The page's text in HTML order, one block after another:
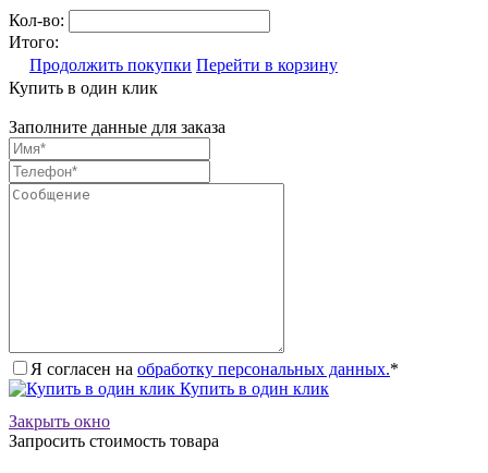
Кол-во:
Итого:
Продолжить покупки Перейти в корзину
Купить в один клик
Заполните данные для заказа
Я согласен на обработку персональных данных.*
Купить в один клик
Закрыть окно
Запросить стоимость товара